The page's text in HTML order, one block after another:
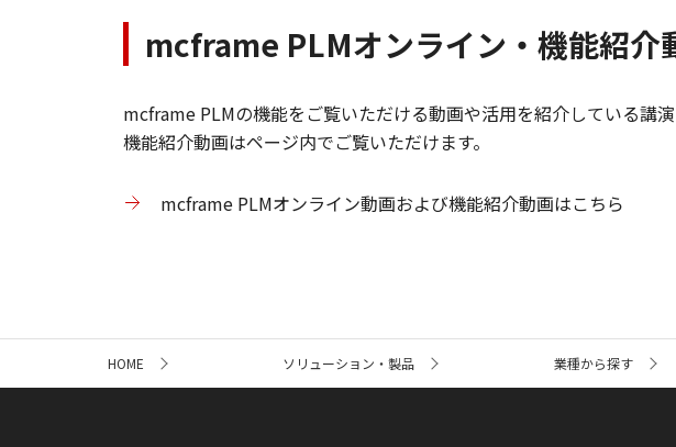
mcframe PLMオンライン・機能紹介
mcframe PLMの機能をご覧いただける動画や活用を紹介している講
機能紹介動画はページ内でご覧いただけます。
mcframe PLMオンライン動画および機能紹介動画はこちら
ト
HOME ソリューション・製品 業種から探す